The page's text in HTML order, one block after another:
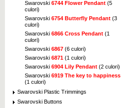
Swarovski 6744 Flower Pendant (5
culori)
Swarovski 6754 Butterfly Pendant (3
culori)
Swarovski 6866 Cross Pendant (1
culori)
Swarovski 6867 (6 culori)
Swarovski 6871 (1 culori)
Swarovski 6904 Lily Pendant (2 culori)
Swarovski 6919 The key to happiness
(1 culori)
Swarovski Plastic Trimmings
Swarovski Buttons